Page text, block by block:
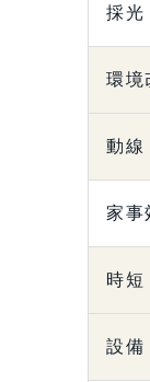
採光
環境
動線
家事
時短
設備